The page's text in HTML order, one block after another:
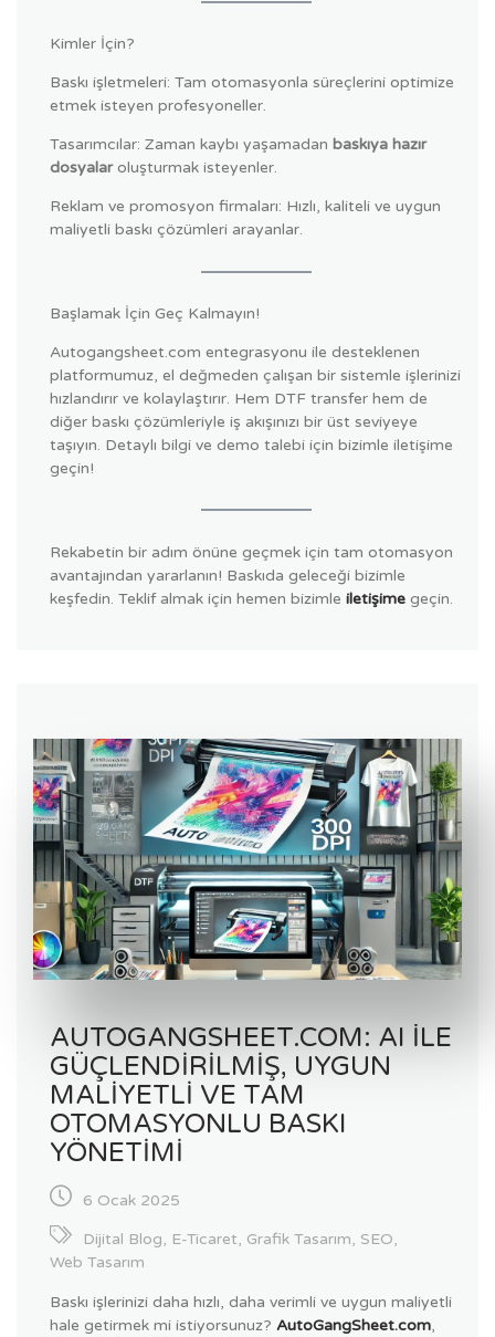
Kimler İçin?
Baskı işletmeleri: Tam otomasyonla süreçlerini optimize
etmek isteyen profesyoneller.
Tasarımcılar: Zaman kaybı yaşamadan baskıya hazır
dosyalaroluşturmak isteyenler.
Reklam ve promosyon firmaları: Hızlı, kaliteli ve uygun
maliyetli baskı çözümleri arayanlar.
Başlamak İçin Geç Kalmayın!
Autogangsheet.com entegrasyonu ile desteklenen
platformumuz, el değmeden çalışan bir sistemle işlerinizi
hızlandırır ve kolaylaştırır. Hem DTF transfer hem de
diğer baskı çözümleriyle iş akışınızı bir üst seviyeye
taşıyın. Detaylı bilgi ve demo talebi için bizimle iletişime
geçin!
Rekabetin bir adım önüne geçmek için tam otomasyon
avantajından yararlanın! Baskıda geleceği bizimle
keşfedin. Teklif almak için hemen bizimle iletişime geçin.
AUTOGANGSHEET.COM: AI ILE
GÜÇLENDIRILMIŞ, UYGUN
MALIYETLI VE TAM
OTOMASYONLU BASKI
YÖNETIMI
6 Ocak 2025
Dijital Blog, E-Ticaret, Grafik Tasarım, SEO,
Web Tasarım
Baskı işlerinizi daha hızlı, daha verimli ve uygun maliyetli
hale getirmek mi istiyorsunuz? AutoGangSheet.com,